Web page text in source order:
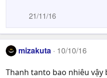
21/11/16
mizakuta 10/10/16
Thanh tanto bao nhiêu vậy